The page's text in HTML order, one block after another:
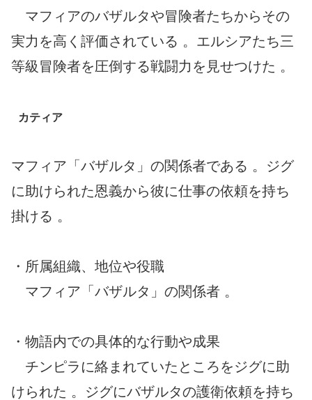
マフィアのバザルタや冒険者たちからその
実力を高く評価されている 。エルシアたち三
等級冒険者を圧倒する戦闘力を見せつけた 。
カティア
マフィア「バザルタ」の関係者である 。ジグ
に助けられた恩義から彼に仕事の依頼を持ち
掛ける 。
・所属組織、地位や役職
マフィア「バザルタ」の関係者 。
・物語内での具体的な行動や成果
チンピラに絡まれていたところをジグに助
けられた 。ジグにバザルタの護衛依頼を持ち